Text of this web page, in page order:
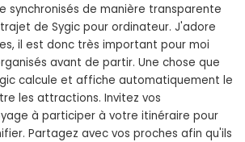
synchronisés de manière transparente
de Sygic pour ordinateur. J'adore
il est donc très important pour moi
avant de partir. Une chose que
calcule et affiche automatiquement le
les attractions. Invitez vos
à participer à votre itinéraire pour
Partagez avec vos proches afin qu'ils